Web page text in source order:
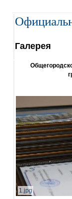
Галерея
1.jpg